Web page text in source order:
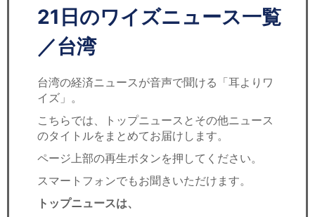
リサーチ
セミナー
経済ニュース
ＩＴ
飲食店情報
21日のワイズニュース一覧
／台湾
台湾の経済ニュースが音声で聞ける「耳よりワ
イズ」。
こちらでは、トップニュースとその他ニュース
のタイトルをまとめてお届けします。
ページ上部の再生ボタンを押してください。
スマートフォンでもお聞きいただけます。
トップニュースは、